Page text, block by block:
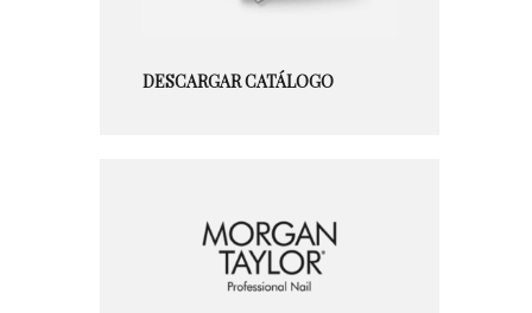
DESCARGAR CATÁLOGO